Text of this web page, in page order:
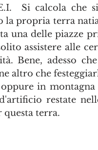
Si calcola che
la propria terra
una delle piazze
assistere alle
Bene, adesso
altro che
oppure in
restate
terra.